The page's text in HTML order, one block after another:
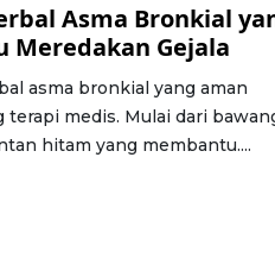
Asma Bronkial
Meredakan Gejala
asma bronkial yang aman
medis. Mulai dari
hitam yang membantu....